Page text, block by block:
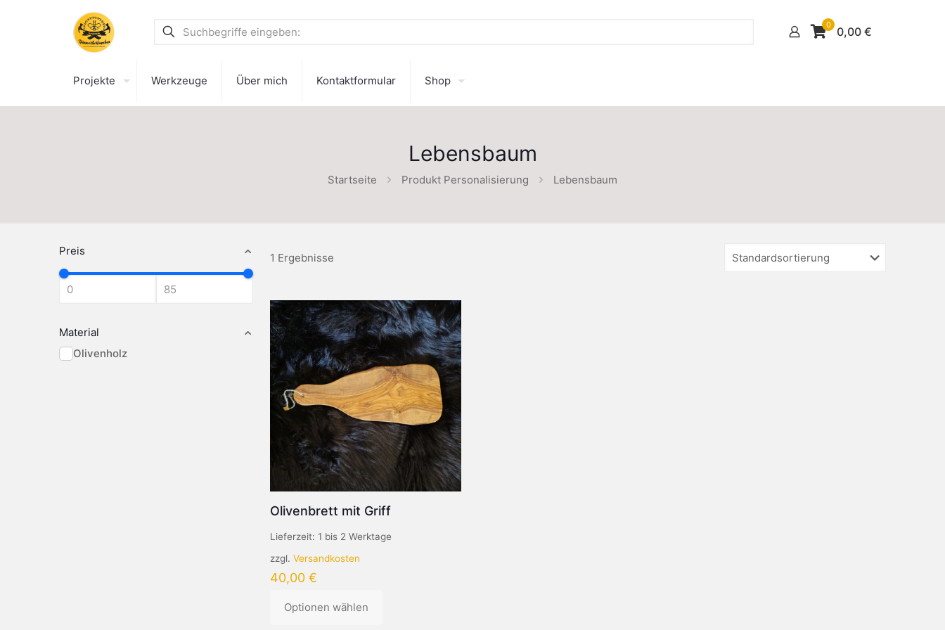
0 0,00 €
Projekte Werkzeuge Über mich Kontaktformular Shop
Lebensbaum
Startseite Produkt Personalisierung Lebensbaum
Preis
Material
Olivenholz
1 Ergebnisse
Olivenbrett mit Griff
Lieferzeit: 1 bis 2 Werktage
zzgl. Versandkosten
40,00 €
Optionen wählen